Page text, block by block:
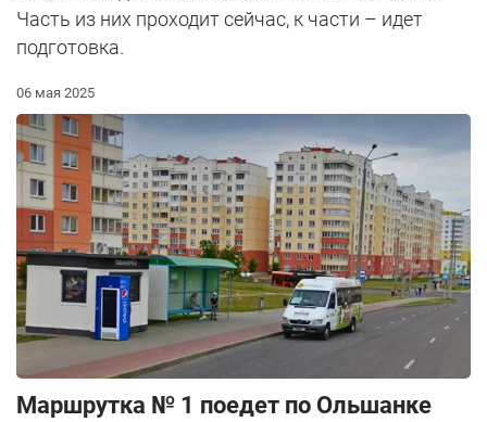
Часть из них проходит сейчас, к части – идет
подготовка.
06 мая 2025
Маршрутка № 1 поедет по Ольшанке